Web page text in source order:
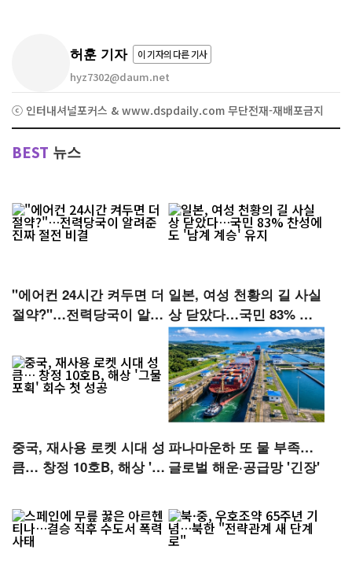
허훈 기자 이 기자의 다른 기사
hyz7302@daum.net
ⓒ 인터내셔널포커스 & www.dspdaily.com 무단전재-재배포금지
BEST 뉴스
"에어컨 24시간 켜두면 더
절약?"…전력당국이 알려
일본, 여성 천황의 길 사실
상 닫았다…국민 83% 찬
성에도 '남계 계승' 유지
중국, 재사용 로켓 시대 성
큼… 창정 10호B, 해상 '그
파나마운하 또 물 부족…
글로벌 해운·공급망 '긴장'